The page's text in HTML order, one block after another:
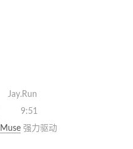
Jay.Run
9:51
强力驱动